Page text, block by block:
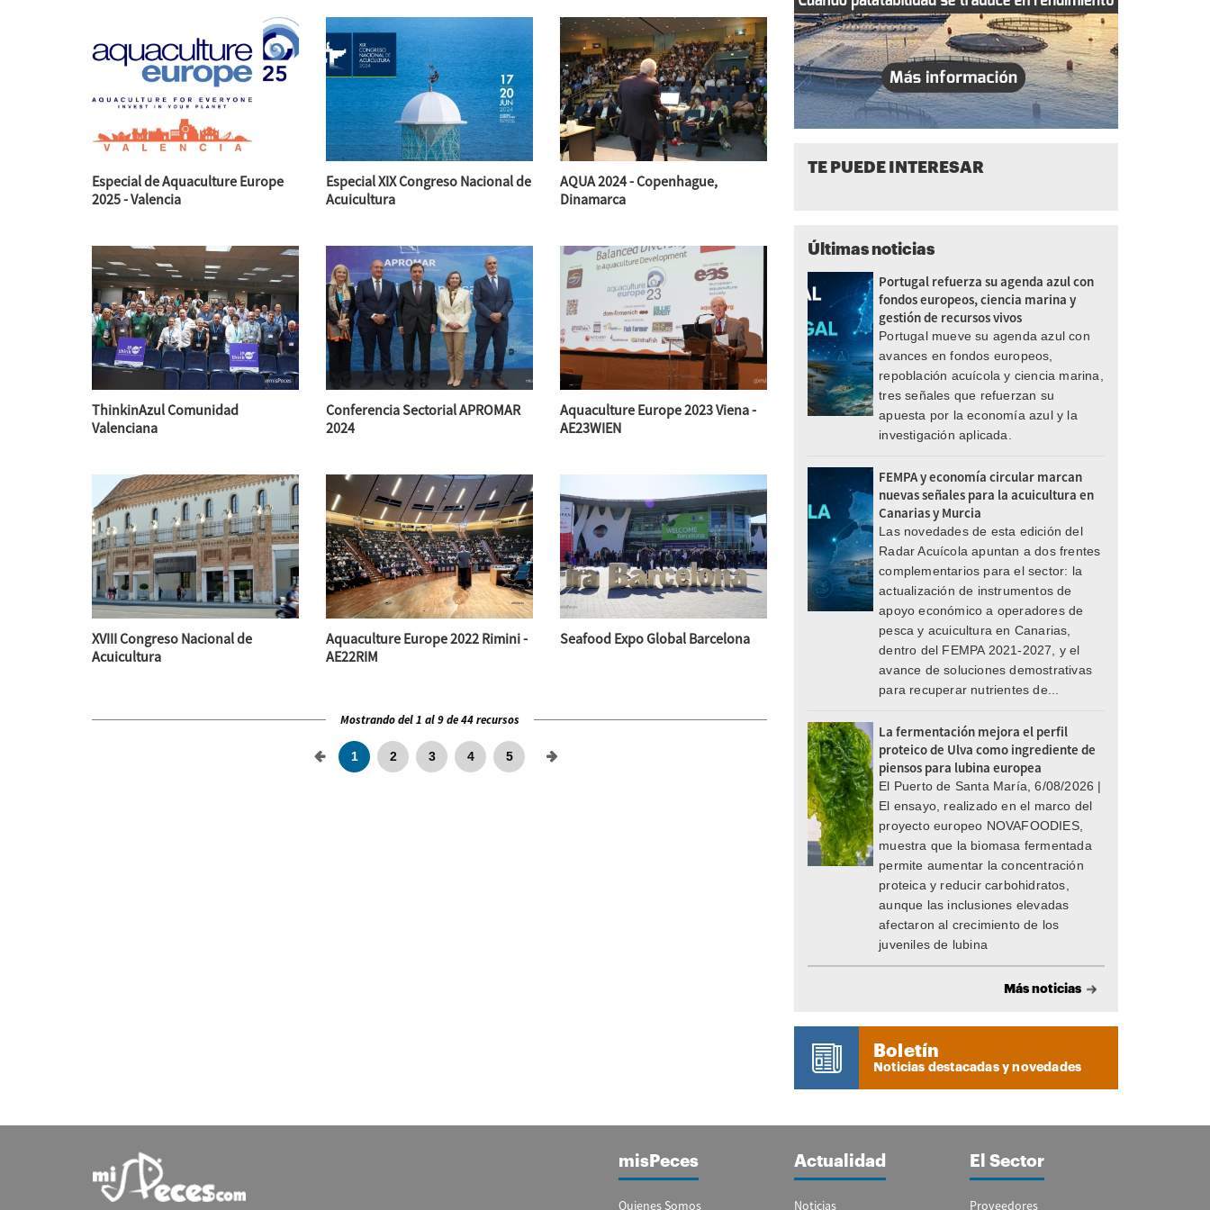
Especial de Aquaculture Europe
2025 - Valencia
Especial XIX Congreso Nacional de
Acuicultura
AQUA 2024 - Copenhague,
Dinamarca
ThinkinAzul Comunidad
Valenciana
Conferencia Sectorial APROMAR
2024
Aquaculture Europe 2023 Viena -
AE23WIEN
XVIII Congreso Nacional de
Acuicultura
Aquaculture Europe 2022 Rimini -
AE22RIM
Seafood Expo Global Barcelona
Mostrando del 1 al 9 de 44 recursos
1 2 3 4 5
TE PUEDE INTERESAR
Últimas noticias
Portugal refuerza su agenda azul con
fondos europeos, ciencia marina y
gestión de recursos vivos
Portugal mueve su agenda azul con
avances en fondos europeos,
repoblación acuícola y ciencia marina,
tres señales que refuerzan su
apuesta por la economía azul y la
investigación aplicada.
FEMPA y economía circular marcan
nuevas señales para la acuicultura en
Canarias y Murcia
Las novedades de esta edición del
Radar Acuícola apuntan a dos frentes
complementarios para el sector: la
actualización de instrumentos de
apoyo económico a operadores de
pesca y acuicultura en Canarias,
dentro del FEMPA 2021-2027, y el
avance de soluciones demostrativas
para recuperar nutrientes de...
La fermentación mejora el perfil
proteico de Ulva como ingrediente de
piensos para lubina europea
El Puerto de Santa María, 6/08/2026 |
El ensayo, realizado en el marco del
proyecto europeo NOVAFOODIES,
muestra que la biomasa fermentada
permite aumentar la concentración
proteica y reducir carbohidratos,
aunque las inclusiones elevadas
afectaron al crecimiento de los
juveniles de lubina
Más noticias
Boletín
Noticias destacadas y novedades
misPeces
Quienes Somos
Actualidad
Noticias
El Sector
Proveedores